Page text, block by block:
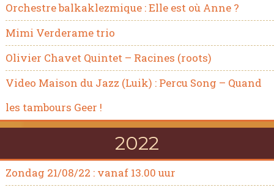
Orchestre balkaklezmique : Elle est où Anne ?
Mimi Verderame trio
Olivier Chavet Quintet – Racines (roots)
Video Maison du Jazz (Luik) : Percu Song – Quand
les tambours Geer !
2022
Zondag 21/08/22 : vanaf 13.00 uur